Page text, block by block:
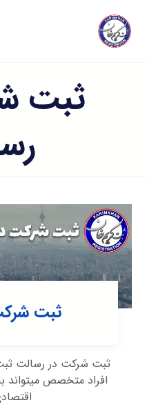
ثبت
ثبت
ثبت شرکت در رسالت
افراد متخصص